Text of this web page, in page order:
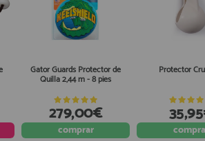
Gator Guards Protector de
Quilla 2,44 m - 8 pies
279,00€
comprar
Protector